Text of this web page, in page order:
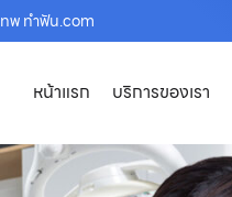
พ ทำฟัน.com
หน้าแรก บริการของเรา